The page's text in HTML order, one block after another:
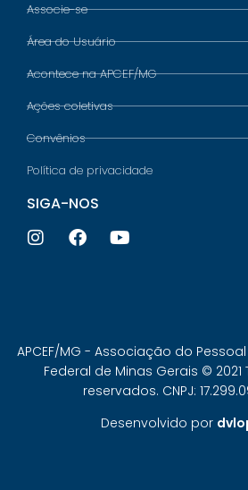
Associe-se
Área do Usuário
Acontece na APCEF/MG
Ações coletivas
Convênios
Política de privacidade
SIGA-NOS
APCEF/MG - Associação do
Federal de Minas Gerais ©
reservados. CNPJ:
Desenvolvido por